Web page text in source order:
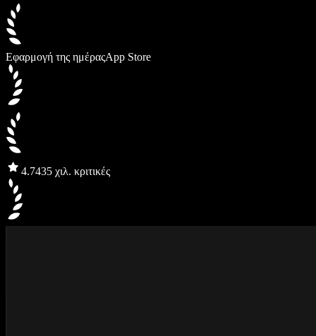
Εφαρμογή της ημέραςApp Store
4.7435 χιλ. κριτικές